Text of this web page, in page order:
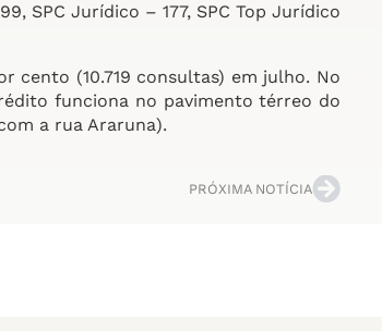
SPC Jurídico – 177, SPC Top Jurídico
cento (10.719 consultas) em julho. No
funciona no pavimento térreo do
a rua Araruna).
PRÓXIMA NOTÍCIA